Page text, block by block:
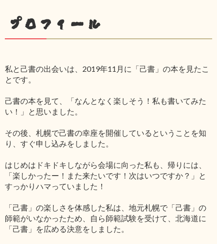
プロフィール
私と己書の出会いは、2019年11月に「己書」の本を見たこ
とです。
己書の本を見て、「なんとなく楽しそう！私も書いてみた
い！」と思いました。
その後、札幌で己書の幸座を開催しているということを知
り、すぐ申し込みをしました。
はじめはドキドキしながら会場に向った私も、帰りには、
「楽しかったー！また来たいです！次はいつですか？」と
すっかりハマっていました！
「己書」の楽しさを体感した私は、地元札幌で「己書」の
師範がいなかったため、自ら師範試験を受けて、北海道に
「己書」を広める決意をしました。